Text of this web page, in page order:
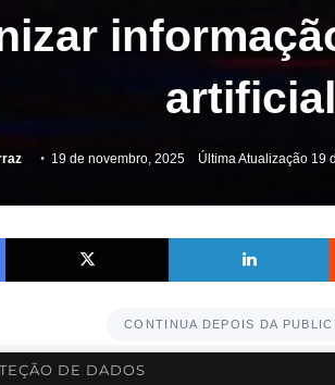
artificial
19 de novembro, 2025 Última Atualização 19
Facebook X
CONTINUA DEPOIS DA
DE DADOS